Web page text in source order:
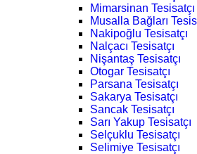
Mimarsinan Tesisatçı
Musalla Bağları
Nakipoğlu Tesisatçı
Nalçacı Tesisatçı
Nişantaş Tesisatçı
Otogar Tesisatçı
Parsana Tesisatçı
Sakarya Tesisatçı
Sancak Tesisatçı
Sarı Yakup Tesisatçı
Selçuklu Tesisatçı
Selimiye Tesisatçı